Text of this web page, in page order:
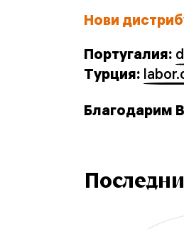
Нови
Португалия:
Турция:
Благодарим